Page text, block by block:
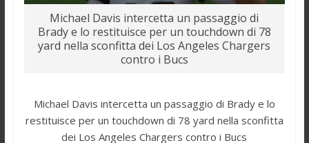
Michael Davis intercetta un passaggio di
Brady e lo restituisce per un touchdown di 78
yard nella sconfitta dei Los Angeles Chargers
contro i Bucs
Michael Davis intercetta un passaggio di Brady e lo
restituisce per un touchdown di 78 yard nella sconfitta
dei Los Angeles Chargers contro i Bucs